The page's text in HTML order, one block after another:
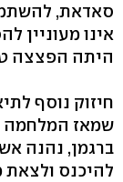
סאדאת,
אינו מעוניין
היתה הפצצה
חיזוק נוסף
שמאז המלחמה
ברגמן, נהנה
להיכנס ולצאת